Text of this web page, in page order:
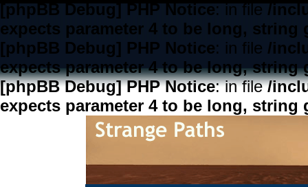
[phpBB Debug] PHP Notice: in file/
expects parameter 4 to be long, string
[phpBB Debug] PHP Notice: in file /
expects parameter 4 to be long, string
[phpBB Debug] PHP Notice: in file/
expects parameter 4 to be long, string